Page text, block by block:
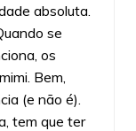
absoluta.
se
os
Bem,
(e não é).
tem que ter